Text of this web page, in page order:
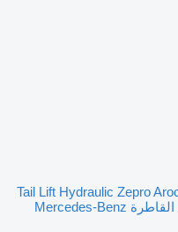
Tail Lift Hydraulic Zepro
(01.13-) ZAHD200-155MA لـ السيارات القاطرة Mercedes-Benz